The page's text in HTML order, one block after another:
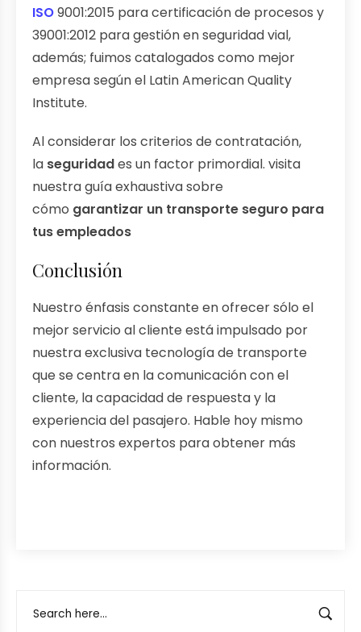
ISO9001:2015 para certificación de procesos y
39001:2012 para gestión en seguridad vial,
además; fuimos catalogados como mejor
empresa según el Latin American Quality
Institute.
Al considerar los criterios de contratación,
la seguridades un factor primordial. visita
nuestra guía exhaustiva sobre
cómo garantizar un transporte seguro para
tus empleados
Conclusión
Nuestro énfasis constante en ofrecer sólo el
mejor servicio al cliente está impulsado por
nuestra exclusiva tecnología de transporte
que se centra en la comunicación con el
cliente, la capacidad de respuesta y la
experiencia del pasajero. Hable hoy mismo
con nuestros expertos para obtener más
información.